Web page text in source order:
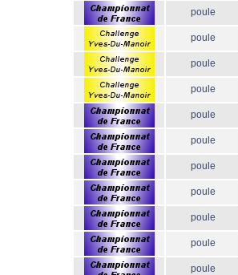
poule
poule
poule
poule
poule
poule
poule
poule
poule
poule
poule